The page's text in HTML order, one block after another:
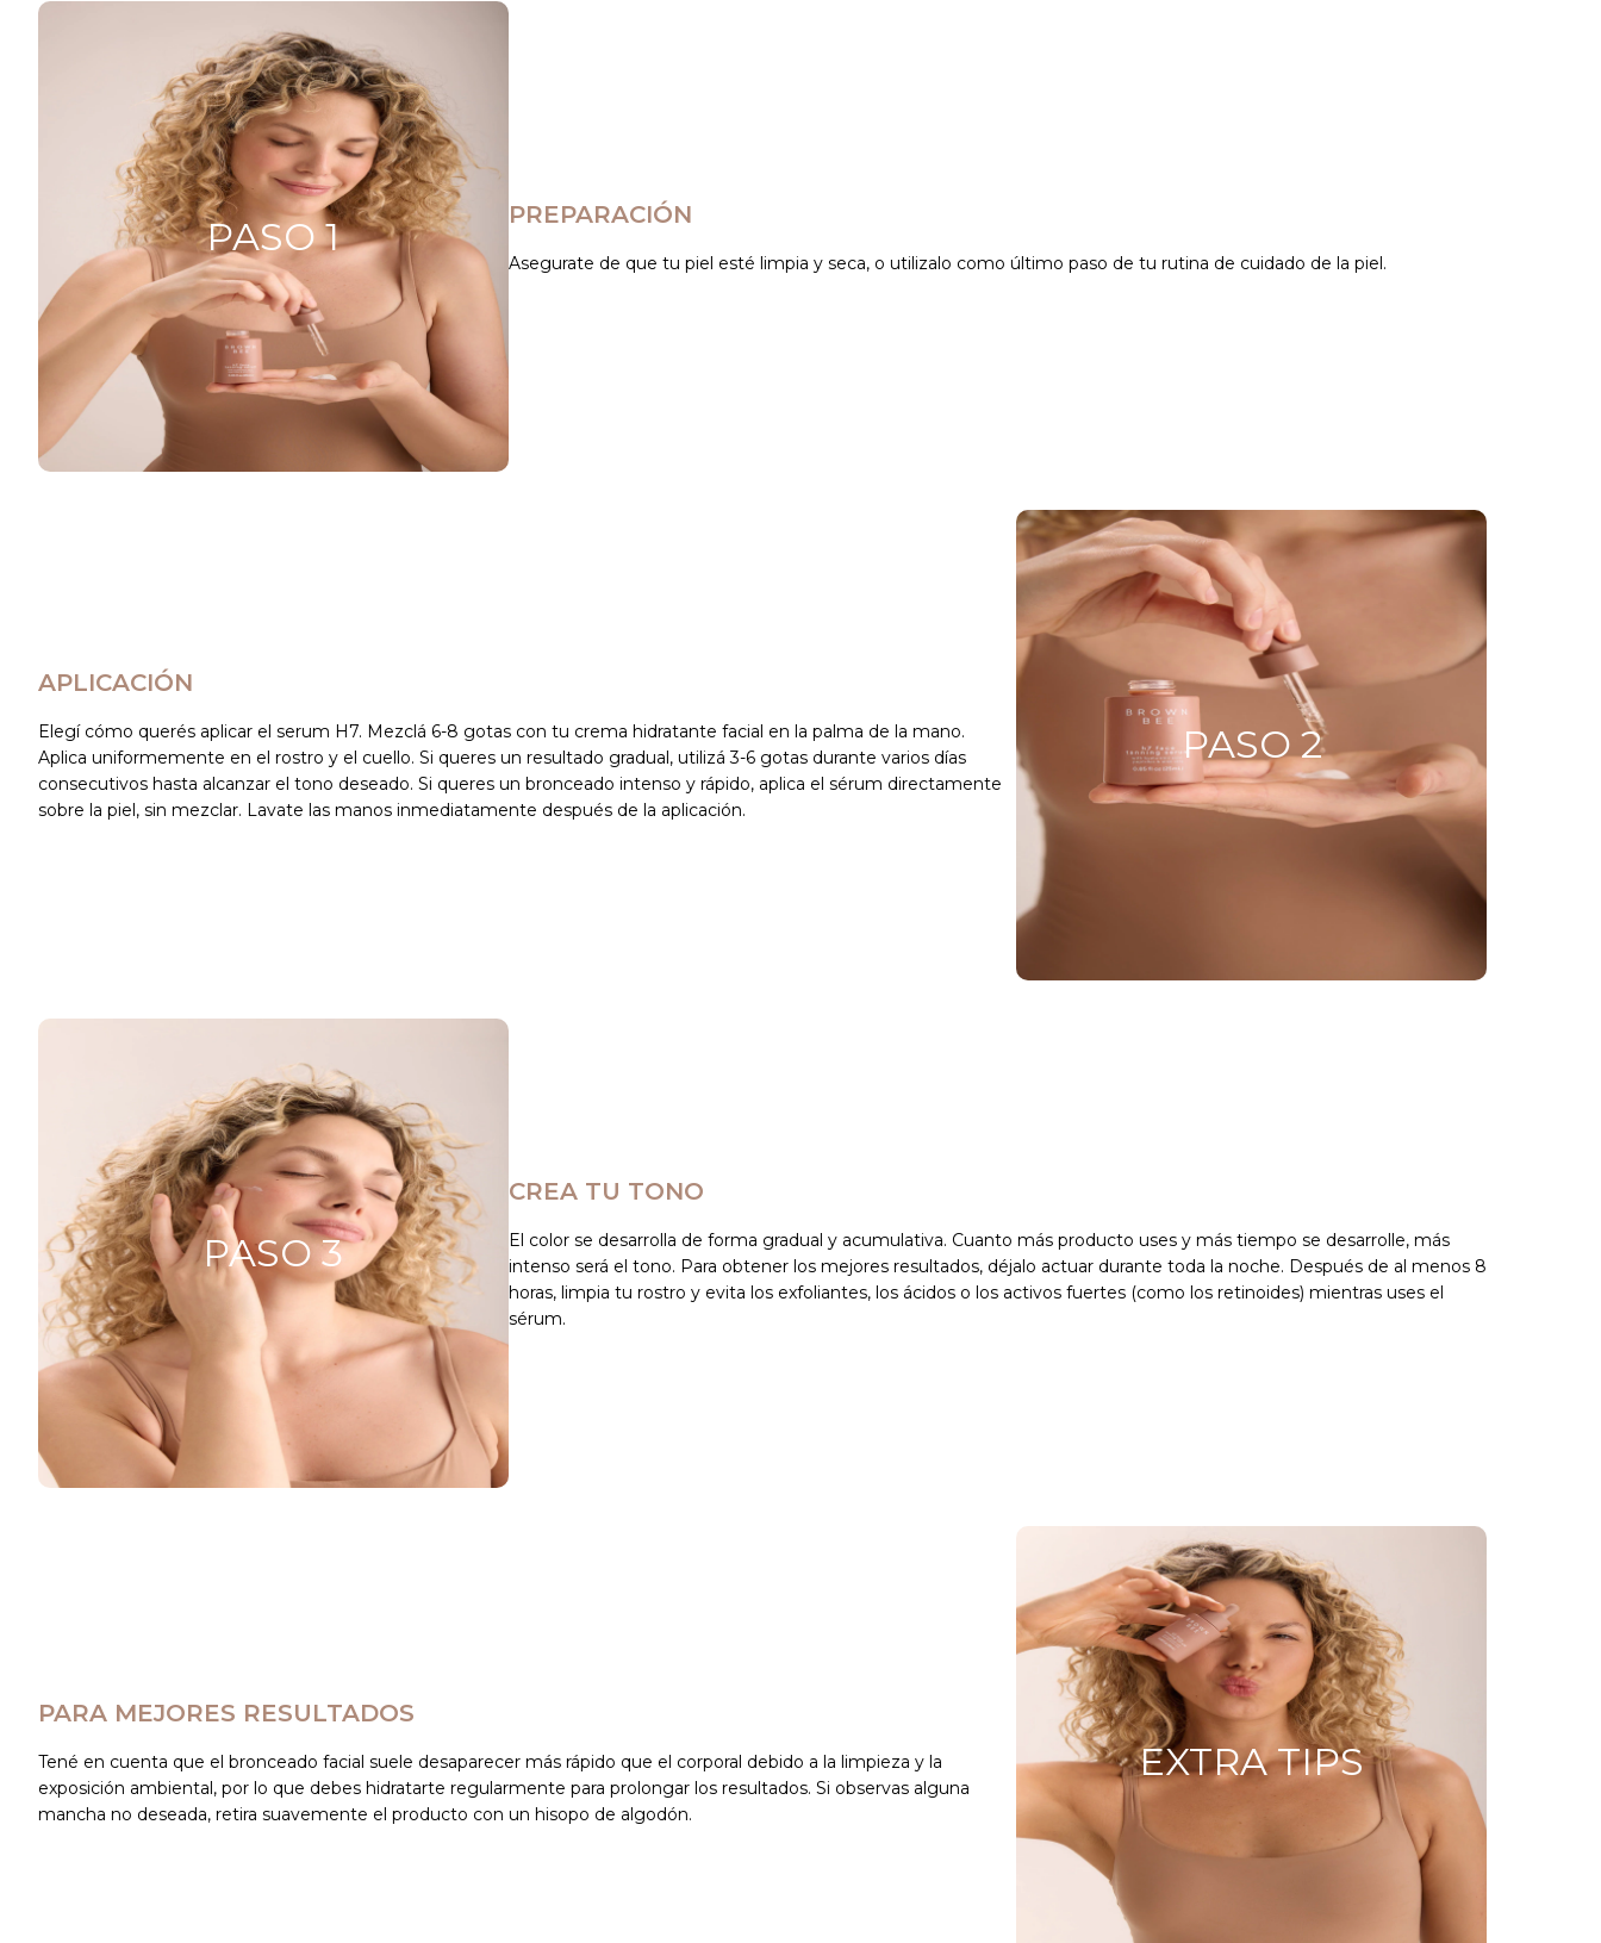
PASO 1 PREPARACIÓN
Asegurate de que tu piel esté limpia y seca, o utilizalo como último paso de tu rutina de cuidado de la piel.
PASO 2
APLICACIÓN
Elegí cómo querés aplicar el serum H7. Mezclá 6-8 gotas con tu crema hidratante facial en la palma de la mano.
Aplica uniformemente en el rostro y el cuello. Si queres un resultado gradual, utilizá 3-6 gotas durante varios días
consecutivos hasta alcanzar el tono deseado. Si queres un bronceado intenso y rápido, aplica el sérum directamente
sobre la piel, sin mezclar. Lavate las manos inmediatamente después de la aplicación.
PASO 3
CREA TU TONO
El color se desarrolla de forma gradual y acumulativa. Cuanto más producto uses y más tiempo se desarrolle, más
intenso será el tono. Para obtener los mejores resultados, déjalo actuar durante toda la noche. Después de al menos 8
horas, limpia tu rostro y evita los exfoliantes, los ácidos o los activos fuertes (como los retinoides) mientras uses el
sérum.
EXTRA TIPS
PARA MEJORES RESULTADOS
Tené en cuenta que el bronceado facial suele desaparecer más rápido que el corporal debido a la limpieza y la
exposición ambiental, por lo que debes hidratarte regularmente para prolongar los resultados. Si observas alguna
mancha no deseada, retira suavemente el producto con un hisopo de algodón.